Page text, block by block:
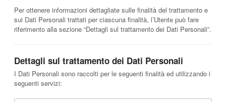
Per ottenere informazioni dettagliate sulle finalità del trattamento e
sui Dati Personali trattati per ciascuna finalità, l’Utente può fare
riferimento alla sezione “Dettagli sul trattamento dei Dati Personali”.
Dettagli sul trattamento dei Dati Personali
I Dati Personali sono raccolti per le seguenti finalità ed utilizzando i
seguenti servizi: